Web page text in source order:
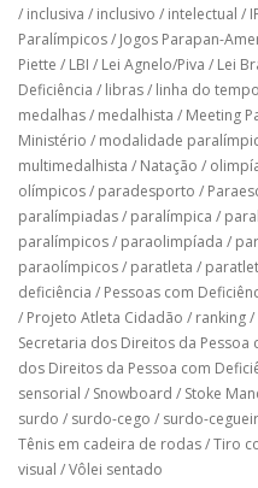
/ inclusiva / inclusivo / intelectual /
Paralímpicos/ Jogos Parapan-
Piette / LBI / Lei Agnelo/Piva / Lei
Deficiência / libras/ linha do tempo
medalhas/ medalhista / Meeting
Ministério / modalidade
multimedalhista / Natação /
olímpicos/ paradesporto /
paralímpiadas/ paralímpica /
paralímpicos/ paraolimpíada /
paraolímpicos/ paratleta /
deficiência / Pessoas com
/ Projeto Atleta Cidadão / ranking/
Secretaria dos Direitos da Pessoa
dos Direitos da Pessoa com
sensorial / Snowboard / Stoke
surdo / surdo-cego / surdo-
Tênis em cadeira de rodas/Tiro
visual /Vôlei sentado